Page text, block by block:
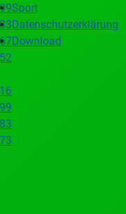
Sport
Datenschutzerklärung
Download